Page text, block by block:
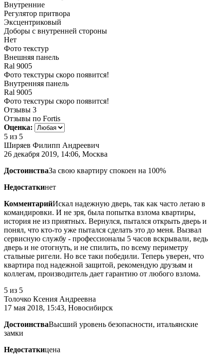
Внутренние
Регулятор притвора
Эксцентриковый
Доборы с внутренней стороны
Нет
Фото текстур
Внешняя панель
Ral 9005
Фото текстуры скоро появится!
Внутренняя панель
Ral 9005
Фото текстуры скоро появится!
Отзывы 3
Отзывы по Fortis
Оценка:
5 из 5
Ширяев Филипп Андреевич
26 декабря 2019, 14:06, Москва
ДостоинстваЗа свою квартиру спокоен на 100%
Недостаткинет
КомментарийИскал надежную дверь, так как часто летаю в
командировки. И не зря, была попытка взлома квартиры,
история не из приятных. Вернулся, пытался открыть дверь и
понял, что кто-то уже пытался сделать это до меня. Вызвал
сервисную службу - профессионалы 5 часов вскрывали, ведь
дверь и не отогнуть, и не спилить, по всему периметру
стальные ригели. Но все таки победили. Теперь уверен, что
квартира под надежной защитой, рекомендую друзьям и
коллегам, производитель дает гарантию от любого взлома.
5 из 5
Толочко Ксения Андреевна
17 мая 2018, 15:43, Новосибирск
ДостоинстваВысший уровень безопасности, итальянские
замки
Недостаткицена